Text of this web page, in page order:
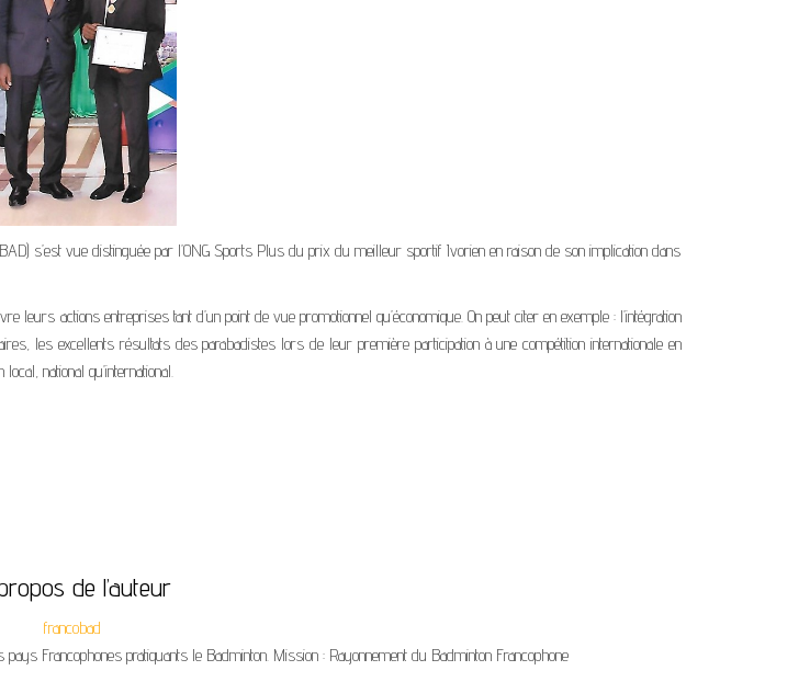
s’est vue distinguée par l’ONG Sports Plus du prix du meilleur sportif Ivorien en raison de son implication dans
actions entreprises tant d’un point de vue promotionnel qu’économique. On peut citer en exemple : l’intégration
les excellents résultats des parabadistes lors de leur première participation à une compétition internationale en
national qu’international.
de l’auteur
francobad
Francophones pratiquants le Badminton. Mission : Rayonnement du Badminton Francophone